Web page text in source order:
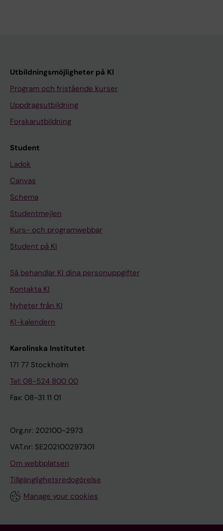
Utbildningsmöjligheter på KI
Program och fristående kurser
Uppdragsutbildning
Forskarutbildning
Student
Ladok
Canvas
Schema
Studentmejlen
Kurs- och programwebbar
Student på KI
Så behandlar KI dina personuppgifter
Kontakta KI
Nyheter från KI
KI-kalendern
Karolinska Institutet
171 77 Stockholm
Tel: 08-524 800 00
Fax: 08-31 11 01
Org.nr: 202100-2973
VAT.nr: SE202100297301
Om webbplatsen
Tillgänglighetsredogörelse
Manage your cookies